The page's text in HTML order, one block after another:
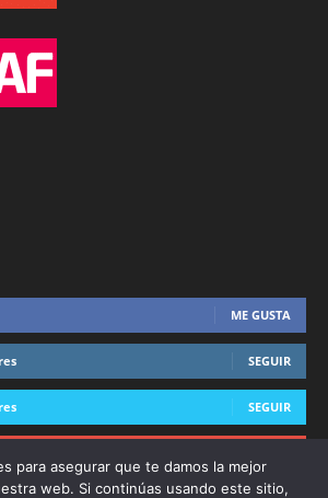
ME GUSTA
SEGUIR
SEGUIR
para asegurar que te damos la mejor
web. Si continúas usando este sitio,